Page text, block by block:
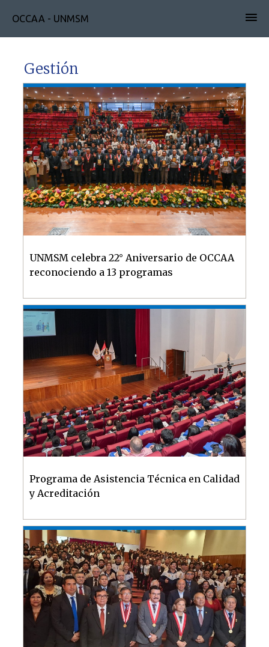
OCCAA - UNMSM
Gestión
UNMSM celebra 22° Aniversario de OCCAA
reconociendo a 13 programas
Programa de Asistencia Técnica en Calidad
y Acreditación